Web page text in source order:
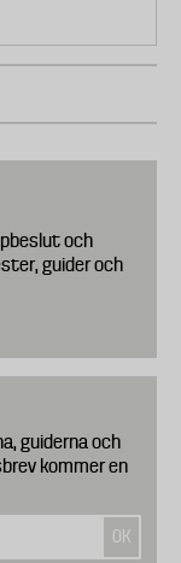
och
guider och
guiderna och
kommer en